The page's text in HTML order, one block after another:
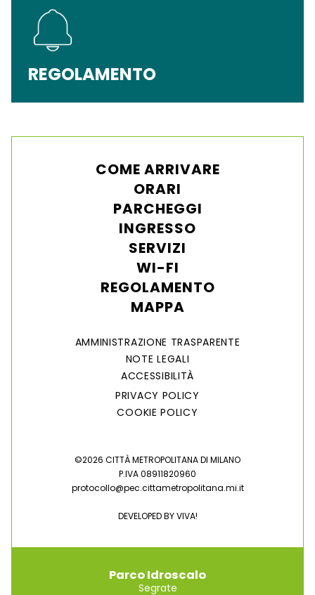
REGOLAMENTO
Parco Idroscalo
Segrate
COME ARRIVARE
ORARI
PARCHEGGI
INGRESSO
SERVIZI
WI-FI
REGOLAMENTO
MAPPA
AMMINISTRAZIONE TRASPARENTE
NOTE LEGALI
ACCESSIBILITÀ
PRIVACY POLICY
COOKIE POLICY
©2026 CITTÀ METROPOLITANA DI MILANO
P.IVA 08911820960
protocollo@pec.cittametropolitana.mi.it
DEVELOPED BYVIVA!